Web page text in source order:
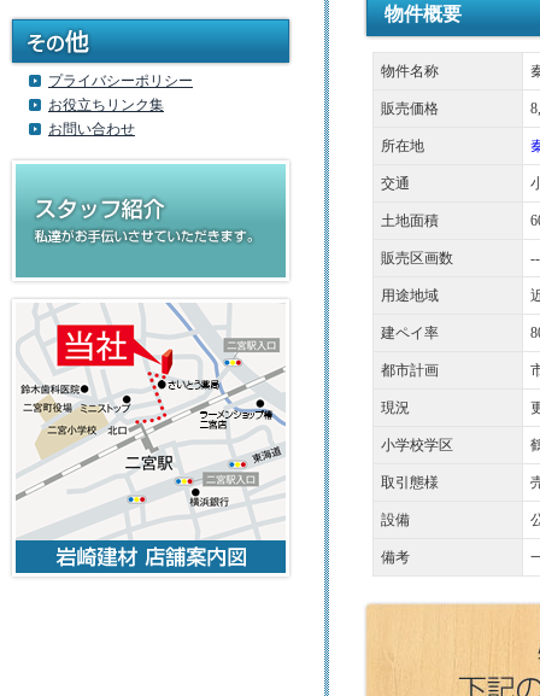
プライバシーポリシー
お役立ちリンク集
お問い合わせ
物件概要
物件名称
販売価格
所在地
交通
土地面積
販売区画数 --
用途地域
建ペイ率
都市計画
現況
小学校学区
取引態様
設備
備考